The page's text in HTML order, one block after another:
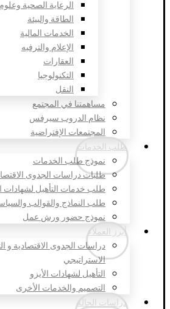
الرعاية الصحية
الطاقة والبيئة
الخدمات المالية
الإعلام والترفيه
العقارات
التكنولوجيا
النقل
مساهمتنا في المجتمع
نظام الدروب سيرفس
المجتمعات الإفتراضية
طلب الخدمات
نموذج طلب الخدمات
طلبات دراسات الجدوى
طلب خدمات التأهيل لشهادات
طلب النماذج والقوالب
نموذج حضور ورش عمل
أبرز العملاء
دراسات الجدوى الاقتصادية و
الاستراتيجي
التأهيل لشهادات الأيزو
التصميم والخدمات الأخرى
دراسات الحالة